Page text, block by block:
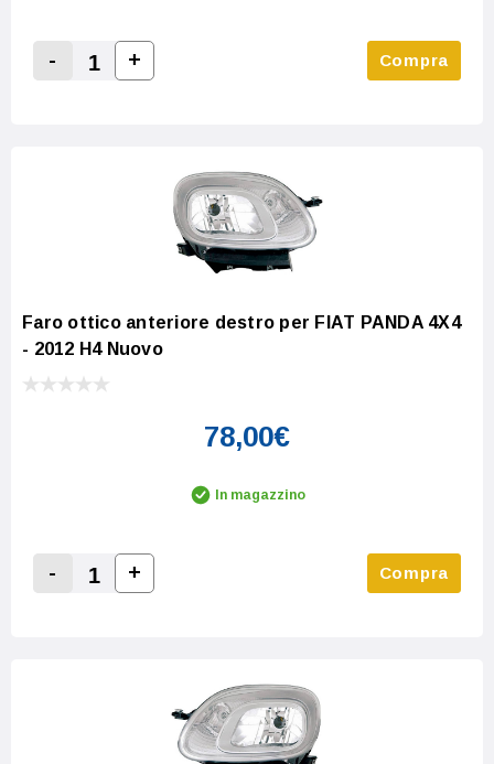
-
Increase Quantity:
+ Compra
Faro ottico anteriore destro per FIAT PANDA 4X4
- 2012 H4 Nuovo
78,00€
In magazzino
-
Increase Quantity:
+ Compra